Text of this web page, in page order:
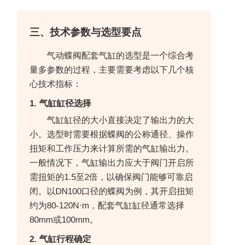
三、技术参数与选型要点
气动蝶阀配套气缸的选型是一个综合考
量多参数的过程，主要需要考虑以下几个核
心技术指标：
1. 气缸缸径选择
气缸缸径的大小直接决定了输出力的大
小。选型时需要根据蝶阀的公称通径、操作
扭矩和工作压力来计算所需的气缸输出力。
一般情况下，气缸输出力应大于阀门开启所
需扭矩的1.5至2倍，以确保阀门能够可靠启
闭。以DN100口径的蝶阀为例，其开启扭矩
约为80-120N·m，配套气缸缸径通常选择
80mm或100mm。
2. 气缸行程确定